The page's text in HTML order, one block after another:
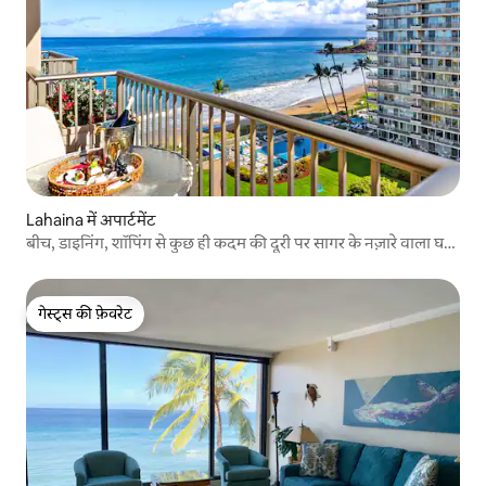
Lahaina में अपार्टमेंट
बीच, डाइनिंग, शॉपिंग से कुछ ही कदम की दूरी पर सागर के नज़ारे वाला घर
गेस्ट्स की फ़ेवरेट
गेस्ट्स की फ़ेवरेट